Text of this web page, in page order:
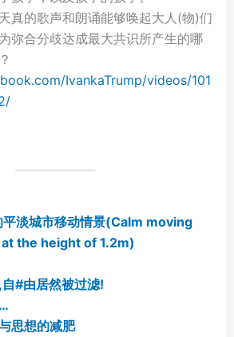
真的歌声和朗诵能够唤起大人(物)们
弥合分歧达成最大共识所产生的哪
IvankaTrump/videos/101
平淡城市移动情景(Calm moving
the height of 1.2m)
#由居然被过滤!
思想的减肥